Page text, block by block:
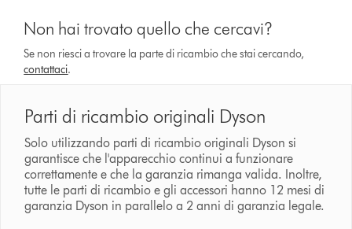
Non hai trovato quello che cercavi?
Se non riesci a trovare la parte di ricambio che stai cercando,
contattaci.
Parti di ricambio originali Dyson
Solo utilizzando parti di ricambio originali Dyson si
garantisce che l'apparecchio continui a funzionare
correttamente e che la garanzia rimanga valida. Inoltre,
tutte le parti di ricambio e gli accessori hanno 12 mesi di
garanzia Dyson in parallelo a 2 anni di garanzia legale.